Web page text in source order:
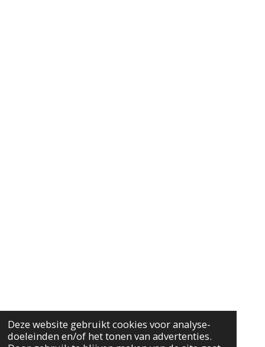
Deze website gebruikt cookies voor analyse-
doeleinden en/of het tonen van advertenties.